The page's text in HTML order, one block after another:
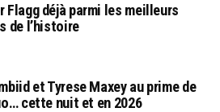
Flagg déjà parmi les meilleurs
de l’histoire
et Tyrese Maxey au prime de
cette nuit et en 2026